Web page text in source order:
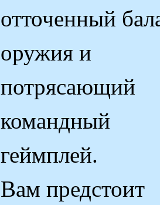
отточенный
оружия и
потрясающий
командный
геймплей.
Вам предстоит